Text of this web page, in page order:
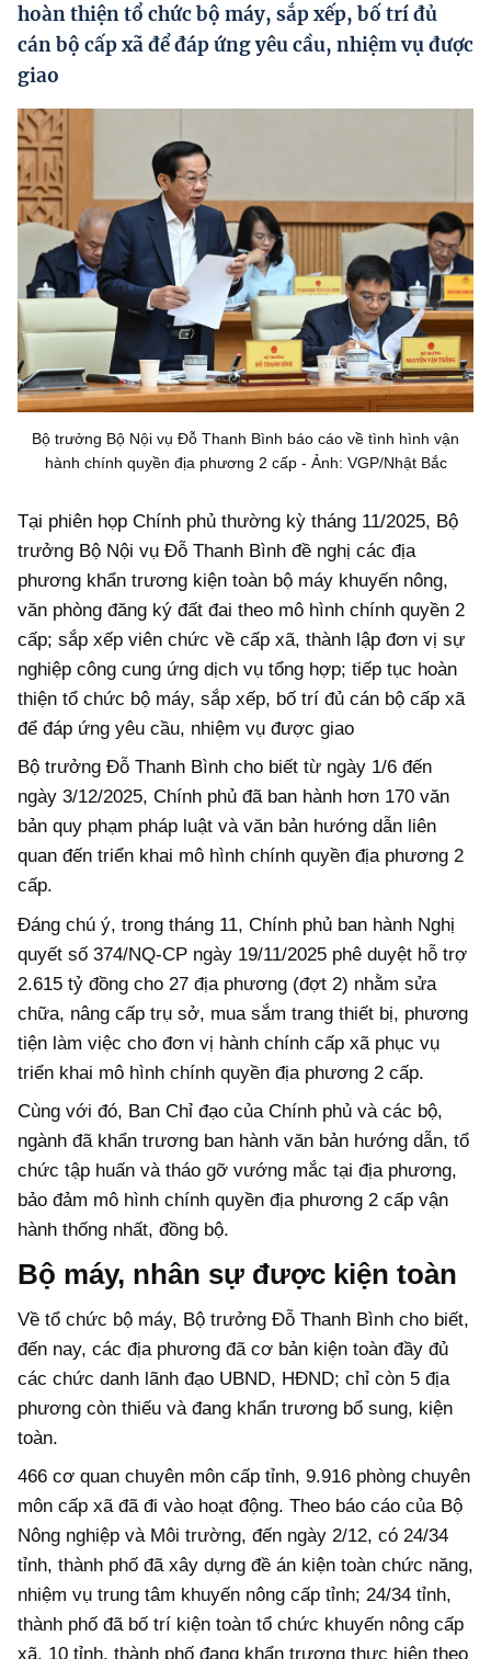
Video
Photo
hoàn thiện tổ chức bộ máy, sắp xếp, bố trí đủ
cán bộ cấp xã để đáp ứng yêu cầu, nhiệm vụ được
giao
Bộ trưởng Bộ Nội vụ Đỗ Thanh Bình báo cáo về tình hình vận
hành chính quyền địa phương 2 cấp - Ảnh: VGP/Nhật Bắc
Tại phiên họp Chính phủ thường kỳ tháng 11/2025, Bộ
trưởng Bộ Nội vụ Đỗ Thanh Bình đề nghị các địa
phương khẩn trương kiện toàn bộ máy khuyến nông,
văn phòng đăng ký đất đai theo mô hình chính quyền 2
cấp; sắp xếp viên chức về cấp xã, thành lập đơn vị sự
nghiệp công cung ứng dịch vụ tổng hợp; tiếp tục hoàn
thiện tổ chức bộ máy, sắp xếp, bố trí đủ cán bộ cấp xã
để đáp ứng yêu cầu, nhiệm vụ được giao
Bộ trưởng Đỗ Thanh Bình cho biết từ ngày 1/6 đến
ngày 3/12/2025, Chính phủ đã ban hành hơn 170 văn
bản quy phạm pháp luật và văn bản hướng dẫn liên
quan đến triển khai mô hình chính quyền địa phương 2
cấp.
Đáng chú ý, trong tháng 11, Chính phủ ban hành Nghị
quyết số 374/NQ-CP ngày 19/11/2025 phê duyệt hỗ trợ
2.615 tỷ đồng cho 27 địa phương (đợt 2) nhằm sửa
chữa, nâng cấp trụ sở, mua sắm trang thiết bị, phương
tiện làm việc cho đơn vị hành chính cấp xã phục vụ
triển khai mô hình chính quyền địa phương 2 cấp.
Cùng với đó, Ban Chỉ đạo của Chính phủ và các bộ,
ngành đã khẩn trương ban hành văn bản hướng dẫn, tổ
chức tập huấn và tháo gỡ vướng mắc tại địa phương,
bảo đảm mô hình chính quyền địa phương 2 cấp vận
hành thống nhất, đồng bộ.
Bộ máy, nhân sự được kiện toàn
Về tổ chức bộ máy, Bộ trưởng Đỗ Thanh Bình cho biết,
đến nay, các địa phương đã cơ bản kiện toàn đầy đủ
các chức danh lãnh đạo UBND, HĐND; chỉ còn 5 địa
phương còn thiếu và đang khẩn trương bổ sung, kiện
toàn.
466 cơ quan chuyên môn cấp tỉnh, 9.916 phòng chuyên
môn cấp xã đã đi vào hoạt động. Theo báo cáo của Bộ
Nông nghiệp và Môi trường, đến ngày 2/12, có 24/34
tỉnh, thành phố đã xây dựng đề án kiện toàn chức năng,
nhiệm vụ trung tâm khuyến nông cấp tỉnh; 24/34 tỉnh,
thành phố đã bố trí kiện toàn tổ chức khuyến nông cấp
xã, 10 tỉnh, thành phố đang khẩn trương thực hiện theo